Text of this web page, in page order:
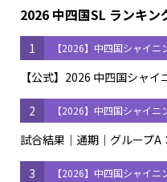
2026 中四国SL ランキン
1 【2026】中四国シャイニ
【公式】2026 中四国シャイ
2 【2026】中四国シャイニ
試合結果｜通期｜グループ
3 【2026】中四国シャイニ